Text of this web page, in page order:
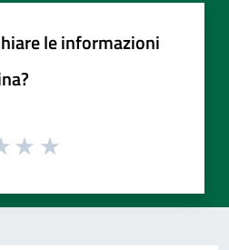
le informazioni